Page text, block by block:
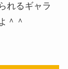
れるギャラ
＾＾